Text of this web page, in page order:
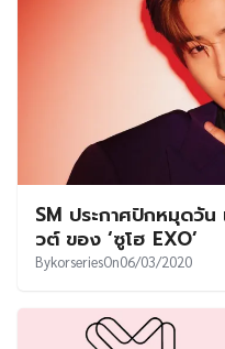
SM ประกาศปักหมุดวัน
วต์ ของ ‘ซูโฮ EXO’
BykorseriesOn06/03/2020